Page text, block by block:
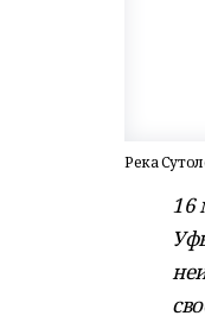
Река
16